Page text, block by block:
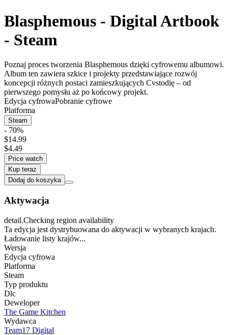
Blasphemous - Digital Artbook
- Steam
Poznaj proces tworzenia Blasphemous dzięki cyfrowemu albumowi.
Album ten zawiera szkice i projekty przedstawiające rozwój
koncepcji różnych postaci zamieszkujących Cvstodię – od
pierwszego pomysłu aż po końcowy projekt.
Edycja cyfrowaPobranie cyfrowe
Platforma
Steam
- 70%
$14.99
$4.49
Price watch
Kup teraz
Dodaj do koszyka
Aktywacja
detail.Checking region availability
Ta edycja jest dystrybuowana do aktywacji w wybranych krajach.
Ładowanie listy krajów...
Wersja
Edycja cyfrowa
Platforma
Steam
Typ produktu
Dlc
Deweloper
The Game Kitchen
Wydawca
Team17 Digital